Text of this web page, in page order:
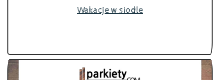
Wakacje w siodle